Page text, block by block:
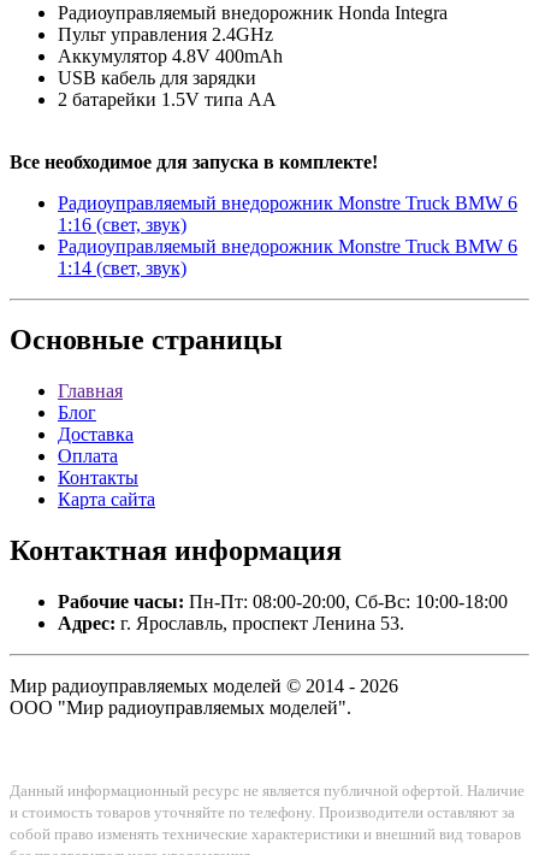
Радиоуправляемый внедорожник Honda Integra
Пульт управления 2.4GHz
Аккумулятор 4.8V 400mAh
USB кабель для зарядки
2 батарейки 1.5V типа AA
Все необходимое для запуска в комплекте!
Радиоуправляемый внедорожник Monstre Truck BMW 6
1:16 (свет, звук)
Радиоуправляемый внедорожник Monstre Truck BMW 6
1:14 (свет, звук)
Основные страницы
Главная
Блог
Доставка
Оплата
Контакты
Карта сайта
Контактная информация
Рабочие часы: Пн-Пт: 08:00-20:00, Сб-Вс: 10:00-18:00
Адрес: г. Ярославль, проспект Ленина 53.
Мир радиоуправляемых моделей © 2014 - 2026
ООО "Мир радиоуправляемых моделей".
Данный информационный ресурс не является публичной офертой. Наличие
и стоимость товаров уточняйте по телефону. Производители оставляют за
собой право изменять технические характеристики и внешний вид товаров